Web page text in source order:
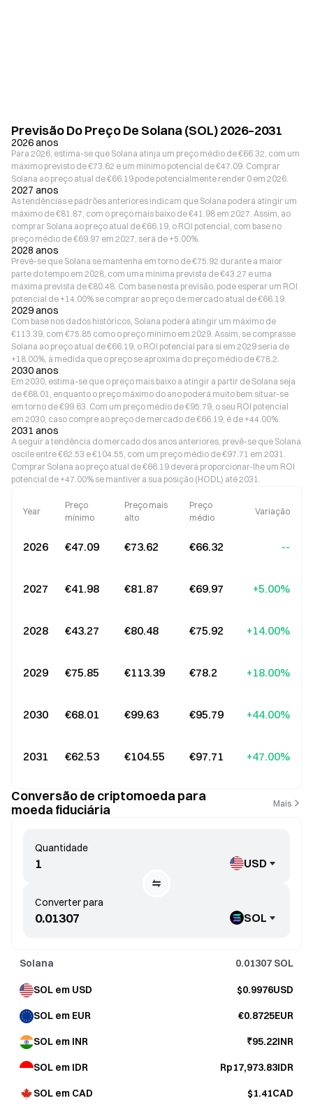
Previsão Do Preço De Solana (SOL) 2026–2031
2026 anos
Para 2026, estima-se que Solana atinja um preço médio de €66.32, com um
máximo previsto de €73.62 e um mínimo potencial de €47.09. Comprar
Solana ao preço atual de €66.19 pode potencialmente render 0 em 2026.
2027 anos
As tendências e padrões anteriores indicam que Solana poderá atingir um
máximo de €81.87, com o preço mais baixo de €41.98 em 2027. Assim, ao
comprar Solana ao preço atual de €66.19, o ROI potencial, com base no
preço médio de €69.97 em 2027, será de +5.00%.
2028 anos
Prevê-se que Solana se mantenha em torno de €75.92 durante a maior
parte do tempo em 2028, com uma mínima prevista de €43.27 e uma
máxima prevista de €80.48. Com base nesta previsão, pode esperar um ROI
potencial de +14.00% se comprar ao preço de mercado atual de €66.19.
2029 anos
Com base nos dados históricos, Solana poderá atingir um máximo de
€113.39, com €75.85 como o preço mínimo em 2029. Assim, se comprasse
Solana ao preço atual de €66.19, o ROI potencial para si em 2029 seria de
+18.00%, à medida que o preço se aproxima do preço médio de €78.2.
2030 anos
Em 2030, estima-se que o preço mais baixo a atingir a partir de Solana seja
de €68.01, enquanto o preço máximo do ano poderá muito bem situar-se
em torno de €99.63. Com um preço médio de €95.79, o seu ROI potencial
em 2030, caso compre ao preço de mercado de €66.19, é de +44.00%.
2031 anos
A seguir a tendência do mercado dos anos anteriores, prevê-se que Solana
oscile entre €62.53 e €104.55, com um preço médio de €97.71 em 2031.
Comprar Solana ao preço atual de €66.19 deverá proporcionar-lhe um ROI
potencial de +47.00% se mantiver a sua posição (HODL) até 2031.
Year
Preço
mínimo
Preço mais
alto
Preço
médio
Variação
2026 €47.09 €73.62 €66.32 --
2027 €41.98 €81.87 €69.97 +5.00%
2028 €43.27 €80.48 €75.92 +14.00%
2029 €75.85 €113.39 €78.2 +18.00%
2030 €68.01 €99.63 €95.79 +44.00%
2031 €62.53 €104.55 €97.71 +47.00%
Conversão de criptomoeda para
moeda fiduciária
Mais
Converter para
SOL
Quantidade
USD
Solana 0.01307 SOL
SOL em USD $0.9976USD
SOL em EUR €0.8725EUR
SOL em INR ₹95.22INR
SOL em IDR Rp17,973.83IDR
SOL em CAD $1.41CAD